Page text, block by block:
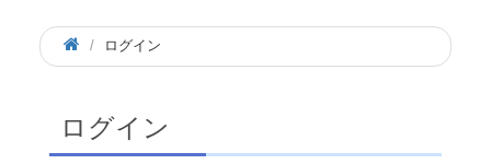
ログイン
ログイン